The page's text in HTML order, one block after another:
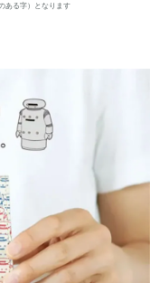
ある字）となります